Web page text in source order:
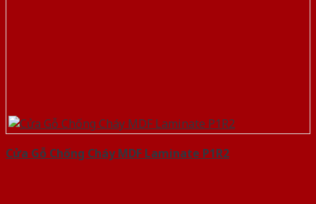
Cửa Gỗ Chống Cháy MDF Laminate P1R2